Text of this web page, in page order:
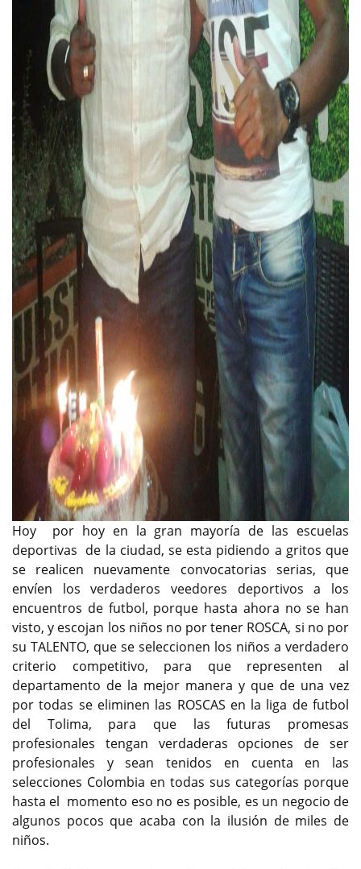
Hoy por hoy en la gran mayoría de las escuelas
deportivas de la ciudad, se esta pidiendo a gritos que
se realicen nuevamente convocatorias serias, que
envíen los verdaderos veedores deportivos a los
encuentros de futbol, porque hasta ahora no se han
visto, y escojan los niños no por tener ROSCA, si no por
su TALENTO, que se seleccionen los niños a verdadero
criterio competitivo, para que representen al
departamento de la mejor manera y que de una vez
por todas se eliminen las ROSCAS en la liga de futbol
del Tolima, para que las futuras promesas
profesionales tengan verdaderas opciones de ser
profesionales y sean tenidos en cuenta en las
selecciones Colombia en todas sus categorías porque
hasta el momento eso no es posible, es un negocio de
algunos pocos que acaba con la ilusión de miles de
niños.